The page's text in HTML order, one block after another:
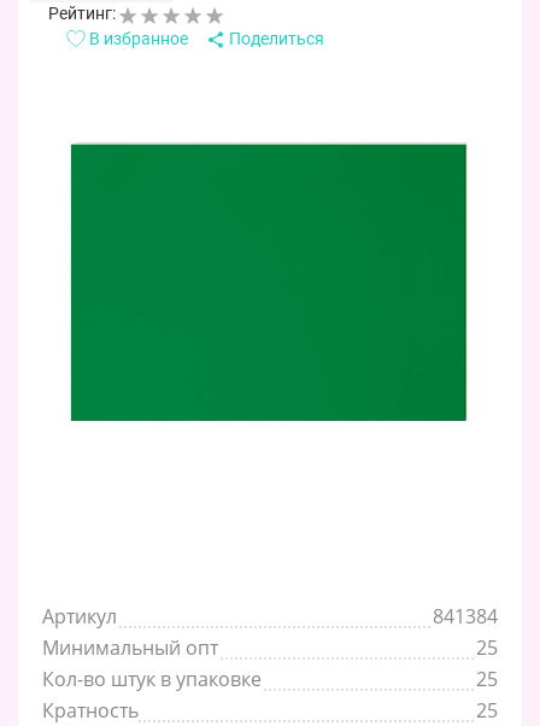
Рейтинг:
В избранное
Поделиться
Артикул
841384
Минимальный опт
25
Кол-во штук в упаковке
25
Кратность
25